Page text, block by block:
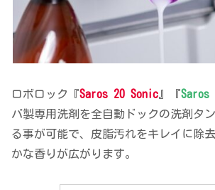
ロボロック『Saros 20 Sonic 』『Saros
バ製専用洗剤を全自動ドックの洗剤タ
る事が可能で、皮脂汚れをキレイに除
かな香りが広がります。